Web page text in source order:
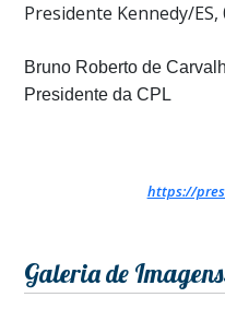
Presidente Kennedy/ES,
Bruno Roberto de
Presidente da CPL
https://
Galeria de